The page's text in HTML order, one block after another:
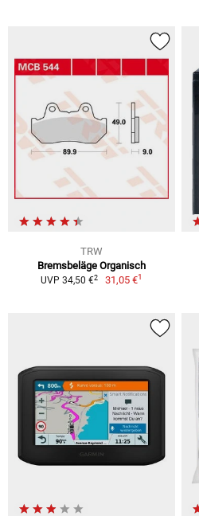
TRW
Bremsbeläge Organisch
UVP 34,50 €2 31,05 €1